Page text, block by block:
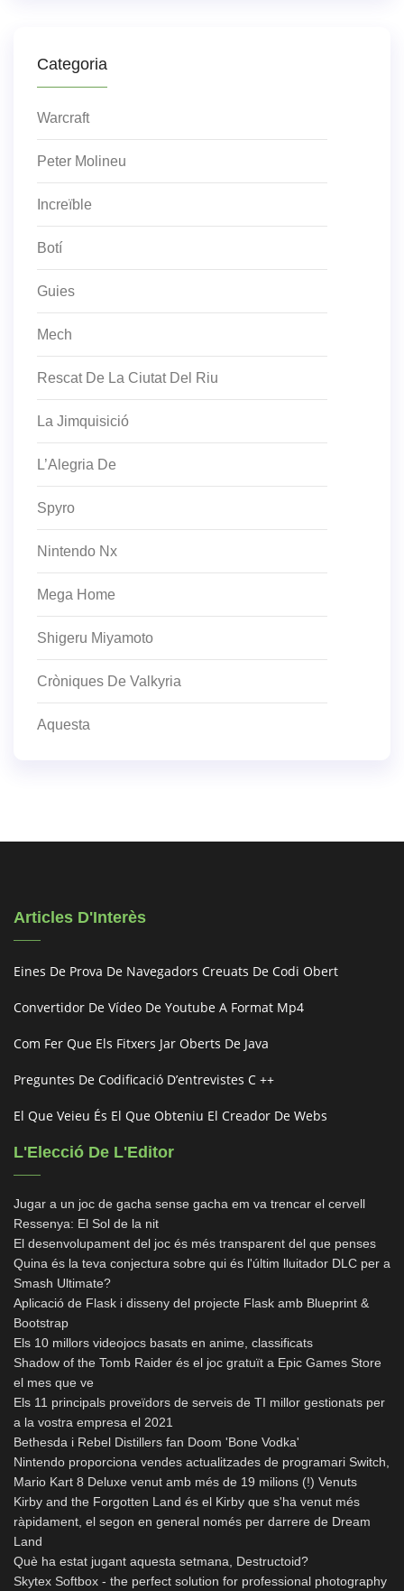
Categoria
Warcraft
Peter Molineu
Increïble
Botí
Guies
Mech
Rescat De La Ciutat Del Riu
La Jimquisició
L’Alegria De
Spyro
Nintendo Nx
Mega Home
Shigeru Miyamoto
Cròniques De Valkyria
Aquesta
Articles D'Interès
Eines De Prova De Navegadors Creuats De Codi Obert
Convertidor De Vídeo De Youtube A Format Mp4
Com Fer Que Els Fitxers Jar Oberts De Java
Preguntes De Codificació D’entrevistes C ++
El Que Veieu És El Que Obteniu El Creador De Webs
L'Elecció De L'Editor
Jugar a un joc de gacha sense gacha em va trencar el cervell
Ressenya: El Sol de la nit
El desenvolupament del joc és més transparent del que penses
Quina és la teva conjectura sobre qui és l'últim lluitador DLC per a
Smash Ultimate?
Aplicació de Flask i disseny del projecte Flask amb Blueprint &
Bootstrap
Els 10 millors videojocs basats en anime, classificats
Shadow of the Tomb Raider és el joc gratuït a Epic Games Store
el mes que ve
Els 11 principals proveïdors de serveis de TI millor gestionats per
a la vostra empresa el 2021
Bethesda i Rebel Distillers fan Doom 'Bone Vodka'
Nintendo proporciona vendes actualitzades de programari Switch,
Mario Kart 8 Deluxe venut amb més de 19 milions (!) Venuts
Kirby and the Forgotten Land és el Kirby que s'ha venut més
ràpidament, el segon en general només per darrere de Dream
Land
Què ha estat jugant aquesta setmana, Destructoid?
Skytex Softbox - the perfect solution for professional photography